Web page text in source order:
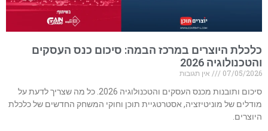
כלכלת היוצרים במרכז הבמה: סיכום כנס העסקים
והטכנולוגיה 2026
07/05/2026
אין תגובות
סיכום ותובנות מכנס העסקים והטכנולוגיה 2026. כל מה שצריך לדעת על
מודלים של מוניטיזציה, אסטרטגיית תוכן וחוקי המשחק החדשים של כלכלת
היוצרים.